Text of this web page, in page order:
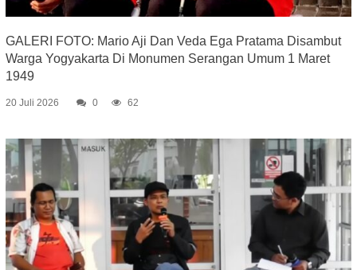
GALERI FOTO: Mario Aji Dan Veda Ega Pratama Disambut
Warga Yogyakarta Di Monumen Serangan Umum 1 Maret
1949
20 Juli 2026 0 62